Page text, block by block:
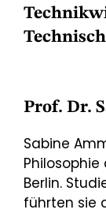
Prof. Dr.
Sabine
Berlin.
führten sie